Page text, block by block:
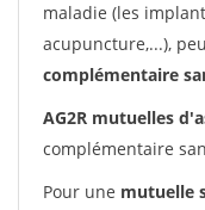
maladie (les
acupuncture,...),
complémentaire
AG2R mutuelles
complémentaire
Pour une mutuelle